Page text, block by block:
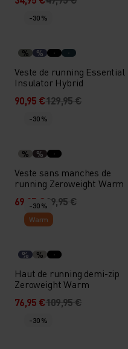
-30 %
% %
Veste de running Essential
Insulator Hybrid
90,95 €129,95 €
-30 %
% %
Veste sans manches de
running Zeroweight Warm
69,95 €99,95 €
-30 %
Warm
% %
Haut de running demi-zip
Zeroweight Warm
76,95 €109,95 €
-30 %